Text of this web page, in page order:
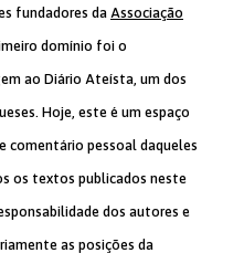
fundadores da Associação
domínio foi o
ao Diário Ateísta, um dos
Hoje, este é um espaço
comentário pessoal daqueles
os textos publicados neste
dos autores e
as posições da